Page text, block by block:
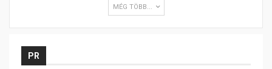
MÉG TÖBB...
PR